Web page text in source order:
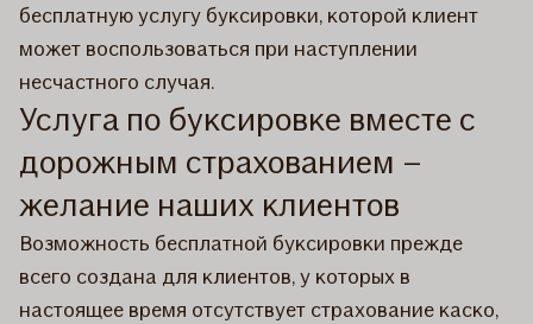
бесплатную услугу буксировки, которой клиент
может воспользоваться при наступлении
несчастного случая.
Услуга по буксировке вместе с
дорожным страхованием –
желание наших клиентов
Возможность бесплатной буксировки прежде
всего создана для клиентов, у которых в
настоящее время отсутствует страхование каско,